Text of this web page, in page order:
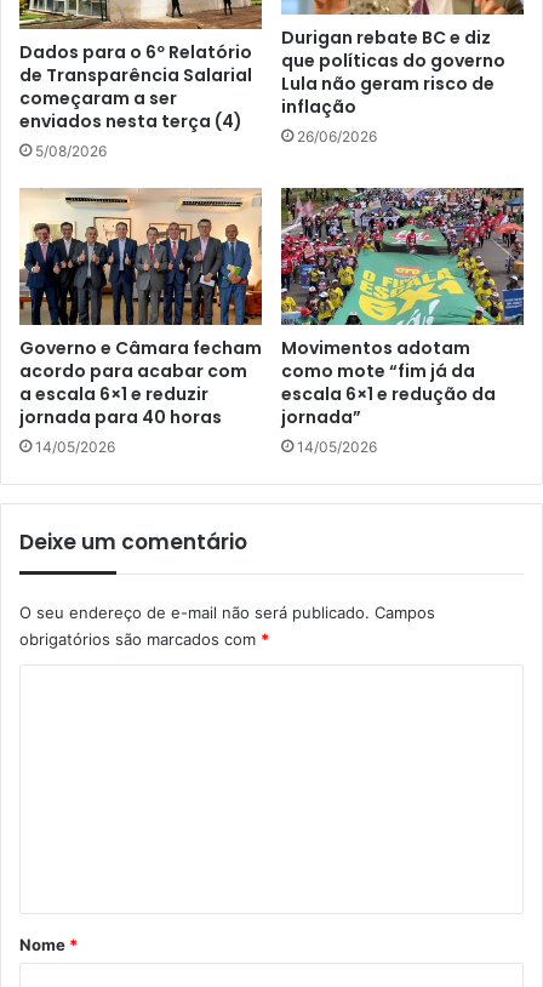
Dados para o 6º Relatório
de Transparência Salarial
começaram a ser
enviados nesta terça (4)
5/08/2026
Durigan rebate BC e diz
que políticas do governo
Lula não geram risco de
inflação
26/06/2026
Governo e Câmara fecham
acordo para acabar com
a escala 6×1 e reduzir
jornada para 40 horas
14/05/2026
Movimentos adotam
como mote “fim já da
escala 6×1 e redução da
jornada”
14/05/2026
Deixe um comentário
O seu endereço de e-mail não será publicado. Campos
obrigatórios são marcados com *
rNome *